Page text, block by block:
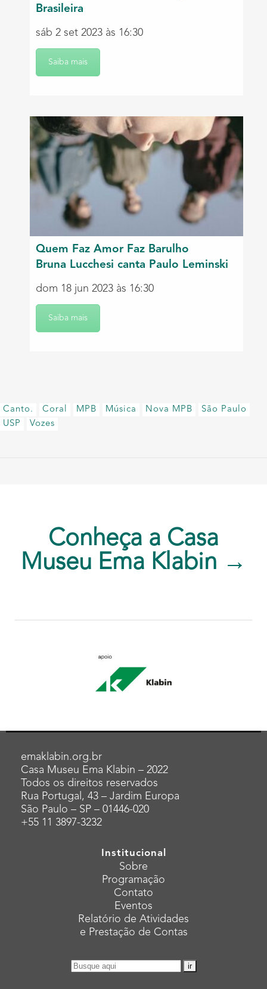
Brasileira
sáb 2 set 2023 às 16:30
Saiba mais
Quem Faz Amor Faz Barulho
Bruna Lucchesi canta Paulo Leminski
dom 18 jun 2023 às 16:30
Saiba mais
Canto. Coral MPB Música Nova MPB
São Paulo
USP
Vozes
Conheça a Casa
Museu Ema Klabin →
emaklabin.org.br
Casa Museu Ema Klabin – 2022
Todos os direitos reservados
Rua Portugal, 43 – Jardim Europa
São Paulo – SP – 01446-020
+55 11 3897-3232
Institucional
Sobre
Programação
Contato
Eventos
Relatório de Atividades
e Prestação de Contas
Pesquisar